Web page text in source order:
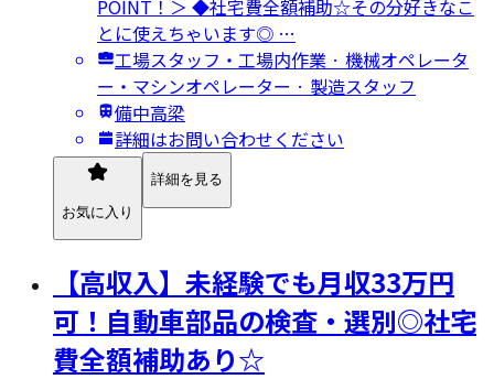
POINT！＞ ◆社宅費全額補助☆その分好きなこ
とに使えちゃいます◎ …
工場スタッフ・工場内作業 · 機械オペレータ
ー・マシンオペレーター · 製造スタッフ
備中高梁
詳細はお問い合わせください
お気に入り
詳細を見る
【高収入】未経験でも月収33万円
可！自動車部品の検査・選別◎社宅
費全額補助あり☆